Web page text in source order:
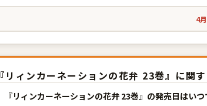
4
『リィンカーネーションの花弁 23巻』に関
『リィンカーネーションの花弁 23巻』の発売日はいつ